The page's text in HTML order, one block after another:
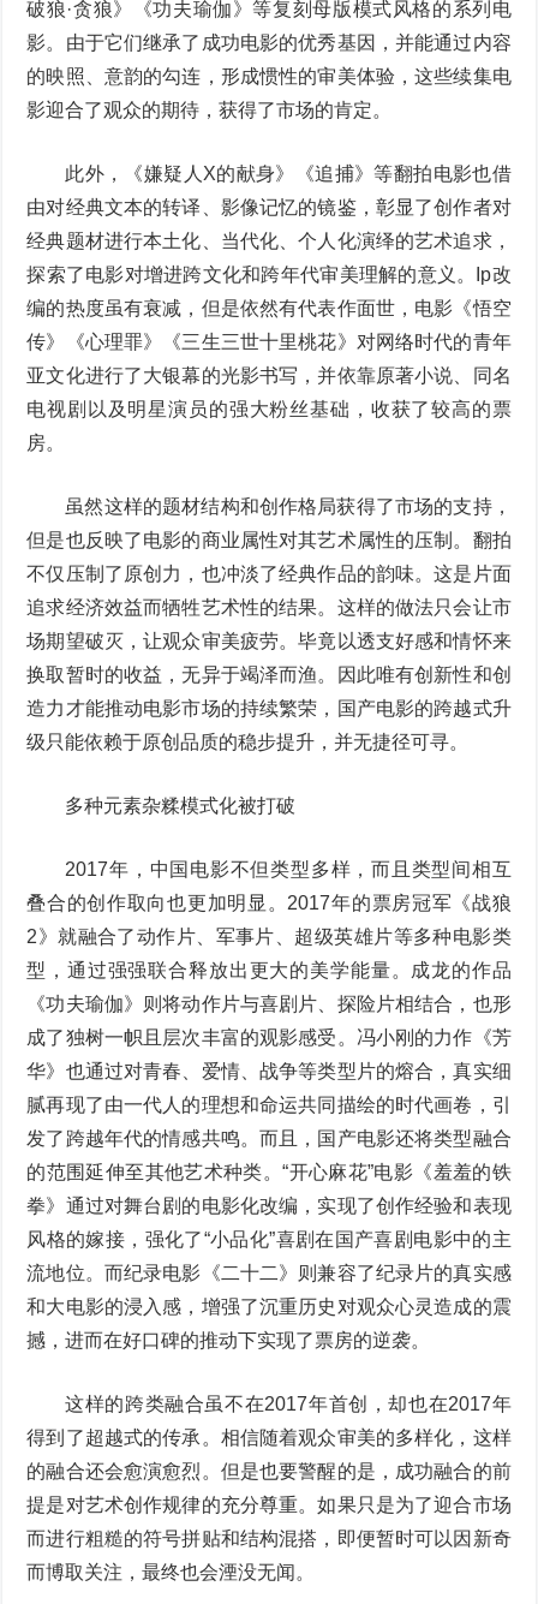
破狼·贪狼》《功夫瑜伽》等复刻母版模式风格的系列电
影。由于它们继承了成功电影的优秀基因，并能通过内容
的映照、意韵的勾连，形成惯性的审美体验，这些续集电
影迎合了观众的期待，获得了市场的肯定。
此外，《嫌疑人X的献身》《追捕》等翻拍电影也借
由对经典文本的转译、影像记忆的镜鉴，彰显了创作者对
经典题材进行本土化、当代化、个人化演绎的艺术追求，
探索了电影对增进跨文化和跨年代审美理解的意义。Ip改
编的热度虽有衰减，但是依然有代表作面世，电影《悟空
传》《心理罪》《三生三世十里桃花》对网络时代的青年
亚文化进行了大银幕的光影书写，并依靠原著小说、同名
电视剧以及明星演员的强大粉丝基础，收获了较高的票
房。
虽然这样的题材结构和创作格局获得了市场的支持，
但是也反映了电影的商业属性对其艺术属性的压制。翻拍
不仅压制了原创力，也冲淡了经典作品的韵味。这是片面
追求经济效益而牺牲艺术性的结果。这样的做法只会让市
场期望破灭，让观众审美疲劳。毕竟以透支好感和情怀来
换取暂时的收益，无异于竭泽而渔。因此唯有创新性和创
造力才能推动电影市场的持续繁荣，国产电影的跨越式升
级只能依赖于原创品质的稳步提升，并无捷径可寻。
多种元素杂糅模式化被打破
2017年，中国电影不但类型多样，而且类型间相互
叠合的创作取向也更加明显。2017年的票房冠军《战狼
2》就融合了动作片、军事片、超级英雄片等多种电影类
型，通过强强联合释放出更大的美学能量。成龙的作品
《功夫瑜伽》则将动作片与喜剧片、探险片相结合，也形
成了独树一帜且层次丰富的观影感受。冯小刚的力作《芳
华》也通过对青春、爱情、战争等类型片的熔合，真实细
腻再现了由一代人的理想和命运共同描绘的时代画卷，引
发了跨越年代的情感共鸣。而且，国产电影还将类型融合
的范围延伸至其他艺术种类。“开心麻花”电影《羞羞的铁
拳》通过对舞台剧的电影化改编，实现了创作经验和表现
风格的嫁接，强化了“小品化”喜剧在国产喜剧电影中的主
流地位。而纪录电影《二十二》则兼容了纪录片的真实感
和大电影的浸入感，增强了沉重历史对观众心灵造成的震
撼，进而在好口碑的推动下实现了票房的逆袭。
这样的跨类融合虽不在2017年首创，却也在2017年
得到了超越式的传承。相信随着观众审美的多样化，这样
的融合还会愈演愈烈。但是也要警醒的是，成功融合的前
提是对艺术创作规律的充分尊重。如果只是为了迎合市场
而进行粗糙的符号拼贴和结构混搭，即便暂时可以因新奇
而博取关注，最终也会湮没无闻。